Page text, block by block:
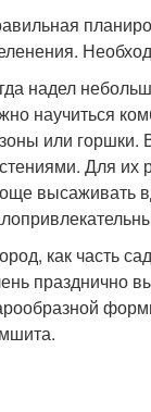
надел
научиться
или горшки.
Для их
высаживать
как часть
празднично